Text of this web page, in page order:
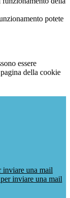
potete
essere
della cookie
inviare una mail
inviare una mail